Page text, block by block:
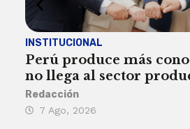
INSTITUCIONAL
Perú produce más
no llega al sector
Redacción
7 Ago, 2026